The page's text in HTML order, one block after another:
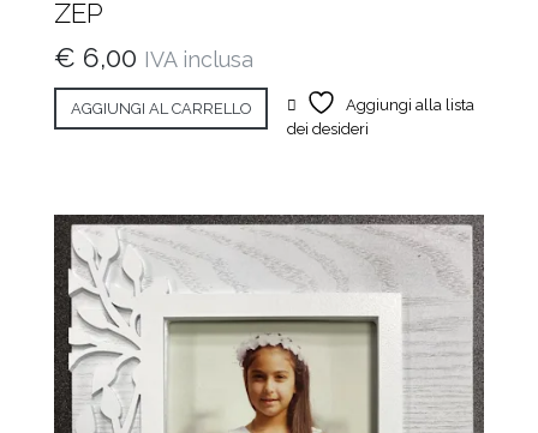
ZEP
€ 6,00 IVA inclusa
AGGIUNGI AL CARRELLO
Aggiungi alla lista
dei desideri